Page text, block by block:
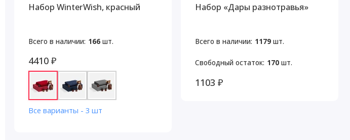
Набор WinterWish, красный
Всего в наличии: 166шт.
4410 ₽
Все варианты - 3 шт
Набор «Дары разнотравья»
Всего в наличии: 1179шт.
Свободный остаток: 170шт.
1103 ₽